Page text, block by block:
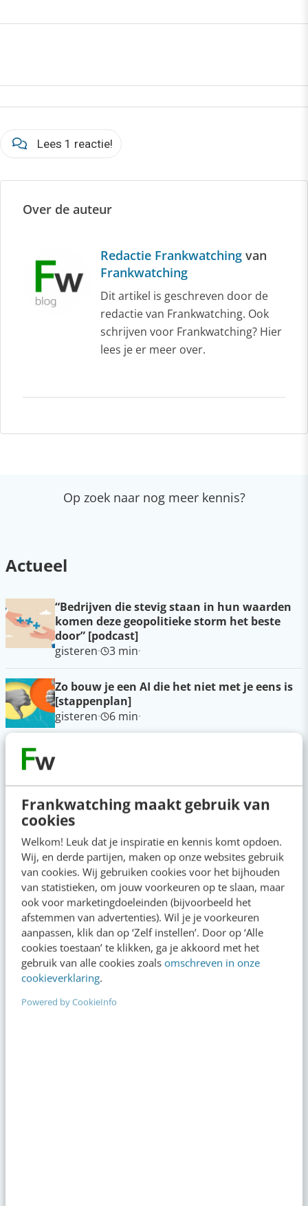
Frankwatching maakt gebruik van
cookies
Welkom! Leuk dat je inspiratie en kennis komt opdoen.
Wij, en derde partijen, maken op onze websites gebruik
van cookies. Wij gebruiken cookies voor het bijhouden
van statistieken, om jouw voorkeuren op te slaan, maar
ook voor marketingdoeleinden (bijvoorbeeld het
afstemmen van advertenties). Wil je je voorkeuren
aanpassen, klik dan op ‘Zelf instellen’. Door op ‘Alle
cookies toestaan’ te klikken, ga je akkoord met het
gebruik van alle cookies zoals omschreven in onze
cookieverklaring.
Powered by CookieInfo
Lees 1 reactie!
Over de auteur
Redactie Frankwatching van
Frankwatching
Dit artikel is geschreven door de
redactie van Frankwatching. Ook
schrijven voor Frankwatching? Hier
lees je er meer over.
Op zoek naar nog meer kennis?
Actueel
“Bedrijven die stevig staan in hun waarden
komen deze geopolitieke storm het beste
door” [podcast]
gisteren· 3 min·
Zo bouw je een AI die het niet met je eens is
[stappenplan]
gisteren· 6 min·
Denk je dat je positionering helder is? Doe de
5 aug 2026· 4 min·
LinkedIn Ads is niet te duur, je biedt gewoon
te veel
5 aug 2026· 6 min·
AI-content rankt pas als je iets te zeggen
hebt
4 aug 2026· 6 min·
Populair
Je ‘sterke merk’ overleeft geen kwartier met een
AI-agent